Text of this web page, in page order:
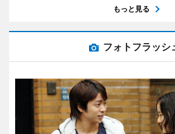
もっと見る
フォトフラッシ